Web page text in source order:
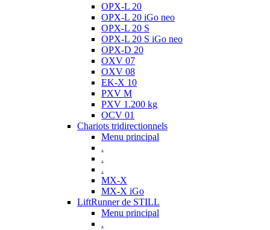
OPX-L 20
OPX-L 20 iGo neo
OPX-L 20 S
OPX-L 20 S iGo neo
OPX-D 20
OXV 07
OXV 08
EK-X 10
PXV M
PXV 1.200 kg
OCV 01
Chariots tridirectionnels
Menu principal
.
.
.
MX-X
MX-X iGo
LiftRunner de STILL
Menu principal
.